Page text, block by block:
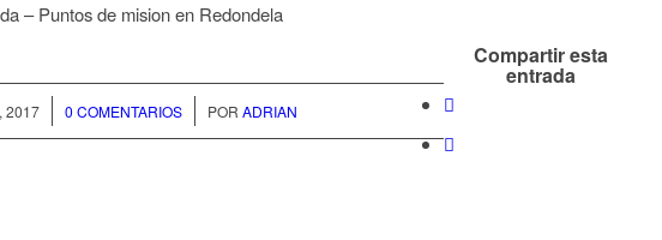
– Puntos de mision en Redondela
2017 0 COMENTARIOS
/ PORADRIAN
Compartir esta
entrada